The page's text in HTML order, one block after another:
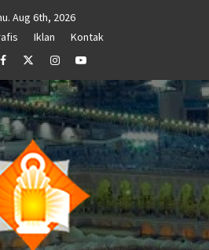
Aug 6th, 2026
Iklan
Kontak
FacebookTwitterInstagramYoutube